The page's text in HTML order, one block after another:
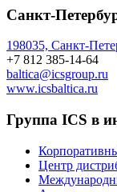
Санкт-
198035, Санкт-
+7 812 385-14-64
baltica@icsgroup.ru
www.icsbaltica.ru
Группа ICS в
Центр